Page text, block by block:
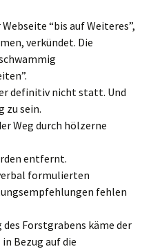
“bis auf Weiteres”,
verkündet. Die
definitiv nicht statt. Und
zu sein.
Weg durch hölzerne
entfernt.
formulierten
fehlen
des Forstgrabens käme der
Bezug auf die